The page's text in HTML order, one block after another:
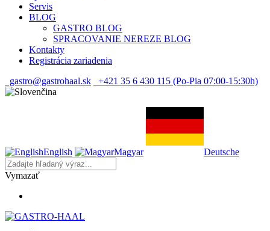
Servis
BLOG
GASTRO BLOG
SPRACOVANIE NEREZE BLOG
Kontakty
Registrácia zariadenia
gastro@gastrohaal.sk
+421 35 6 430 115 (Po-Pia 07:00-15:30h)
English Magyar Deutsche
Vymazať